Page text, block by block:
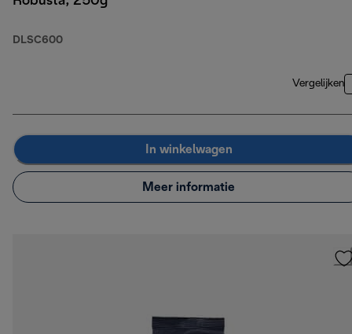
DLSC600
Vergelijken
In winkelwagen
Meer informatie